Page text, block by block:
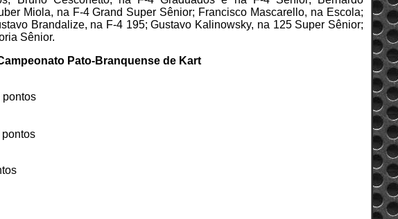
Miola, na F-4 Grand Super Sênior; Francisco Mascarello, na Escola;
Brandalize, na F-4 195; Gustavo Kalinowsky, na 125 Super Sênior;
Sênior.
Pato-Branquense de Kart
pontos
pontos